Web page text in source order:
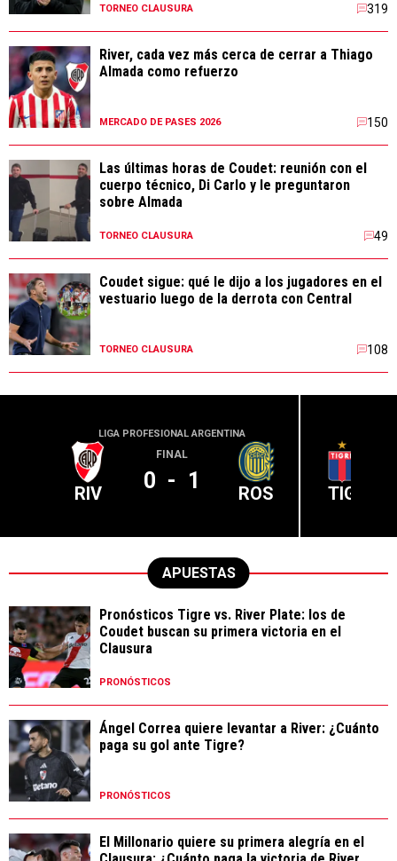
TORNEO CLAUSURA 319
River, cada vez más cerca de cerrar a Thiago
Almada como refuerzo
MERCADO DE PASES 2026 150
Las últimas horas de Coudet: reunión con el
cuerpo técnico, Di Carlo y le preguntaron
sobre Almada
TORNEO CLAUSURA 49
Coudet sigue: qué le dijo a los jugadores en el
vestuario luego de la derrota con Central
TORNEO CLAUSURA 108
LIGA PROFESIONAL ARGENTINA
RIV
FINAL
0 - 1 ROS TIG
APUESTAS
Pronósticos Tigre vs. River Plate: los de
Coudet buscan su primera victoria en el
Clausura
PRONÓSTICOS
Ángel Correa quiere levantar a River: ¿Cuánto
paga su gol ante Tigre?
PRONÓSTICOS
El Millonario quiere su primera alegría en el